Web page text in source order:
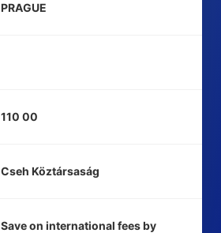
PRAGUE
110 00
Cseh Köztársaság
Save on international fees by